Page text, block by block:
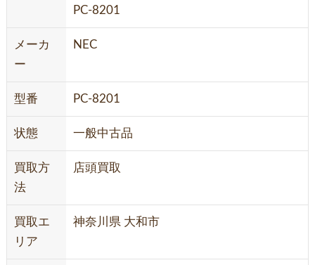
PC-8201
メーカ
ー
NEC
型番 PC-8201
状態 一般中古品
買取方
法
店頭買取
買取エ
リア
神奈川県 大和市